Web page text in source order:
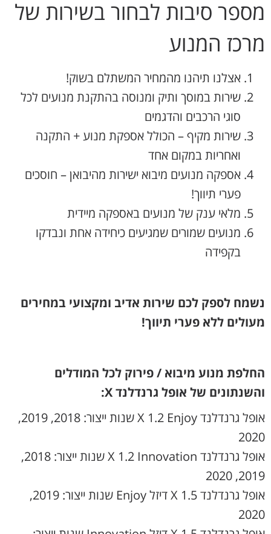
מספר סיבות לבחור בשירות של
מרכז המנוע
אצלנו תיהנו מהמחיר המשתלם בשוק!
שירות במוסך ותיק ומנוסה בהתקנת מנועים לכל
סוגי הרכבים והדגמים
שירות מקיף – הכולל אספקת מנוע + התקנה
ואחריות במקום אחד
אספקה מנועים מיבוא ישירות מהיבואן – חוסכים
פערי תיווך!
מלאי ענק של מנועים באספקה מיידית
מנועים שמורים שמגיעים כיחידה אחת ונבדקו
בקפידה
נשמח לספק לכם שירות אדיב ומקצועי במחירים
מעולים ללא פערי תיווך!
החלפת מנוע מיבוא / פירוק לכל המודלים
והשנתונים של אופל גרנדלנד X:
אופל גרנדלנד X 1.2 Enjoy שנות ייצור: 2018, 2019,
2020
אופל גרנדלנד X 1.2 Innovation שנות ייצור: 2018,
2019, 2020
אופל גרנדלנד X 1.5 דיזל Enjoy שנות ייצור: 2019,
2020